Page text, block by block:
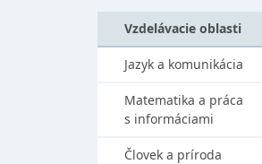
Vzdelávacie oblasti
Jazyk a komunikácia
Matematika a práca
s informáciami
Človek a príroda